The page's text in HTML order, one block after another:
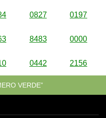
0827 0197
8483 0000
0442 2156
VERDE”